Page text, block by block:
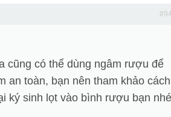
cũng có thể dùng ngâm rượu để
an toàn, bạn nên tham khảo cách
ký sinh lọt vào bình rượu bạn